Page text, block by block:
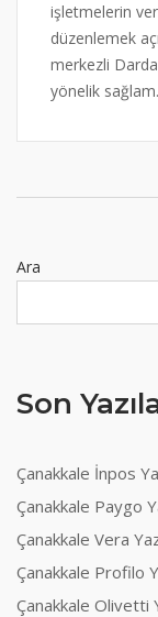
işletmelerin
düzenlemek
merkezli
yönelik
Ara
Son
Çanakkale İnpos
Çanakkale Paygo
Çanakkale Vera
Çanakkale Profilo
Çanakkale Olivetti